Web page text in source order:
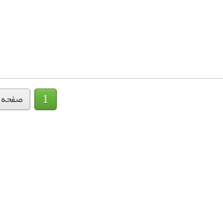
صفحه 1 از 1 1